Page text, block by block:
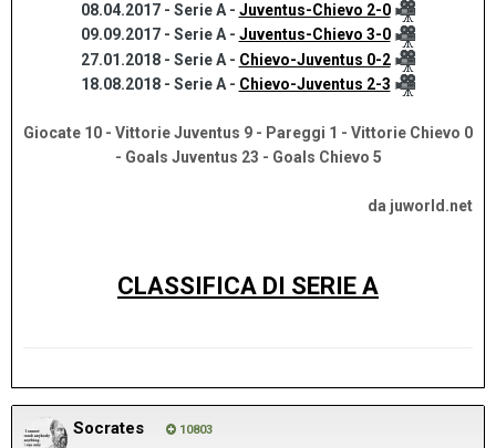
08.04.2017 - Serie A - Juventus-Chievo 2-0
09.09.2017 - Serie A - Juventus-Chievo 3-0
27.01.2018 - Serie A - Chievo-Juventus 0-2
18.08.2018 - Serie A - Chievo-Juventus 2-3
Giocate 10 - Vittorie Juventus 9 - Pareggi 1 - Vittorie Chievo 0
- Goals Juventus 23 - Goals Chievo 5
da juworld.net
CLASSIFICA DI SERIE A
Socrates 10803